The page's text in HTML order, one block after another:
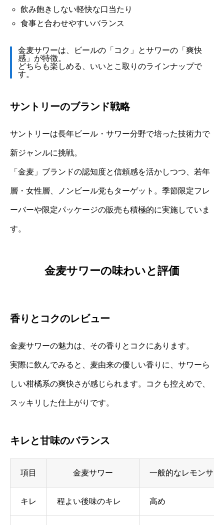
飲み飽きしない軽快な口当たり
食事と合わせやすいバランス
金麦サワーは、ビールの「コク」とサワーの「爽快
感」が特徴。
どちらも楽しめる、いいとこ取りのラインナップで
す。
サントリーのブランド戦略
サントリーは長年ビール・サワー分野で培った技術力で
新ジャンルに挑戦。
「金麦」ブランドの認知度と信頼感を活かしつつ、若年
層・女性層、ノンビール党もターゲット。季節限定フレ
ーバーや限定パッケージの販売も積極的に実施していま
す。
金麦サワーの味わいと評価
香りとコクのレビュー
金麦サワーの魅力は、その香りとコクにあります。
実際に飲んでみると、麦由来の優しい香りに、サワーら
しい柑橘系の爽快さが感じられます。コクも控えめで、
スッキリした仕上がりです。
キレと甘味のバランス
項目 金麦サワー 一般的なレモンサワ
キレ 程よい後味のキレ 高め